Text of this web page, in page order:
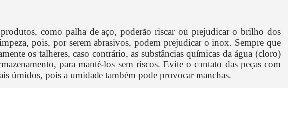
como palha de aço, poderão riscar ou prejudicar o brilho dos
pois, por serem abrasivos, podem prejudicar o inox. Sempre que
os talheres, caso contrário, as substâncias químicas da água (cloro)
para mantê-los sem riscos. Evite o contato das peças com
úmidos, pois a umidade também pode provocar manchas.